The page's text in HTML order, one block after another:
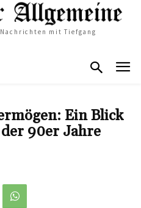
mit Tiefgang
Ein Blick
90er Jahre